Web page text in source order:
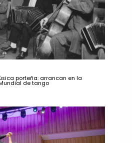
porteña: arrancan en la
de tango